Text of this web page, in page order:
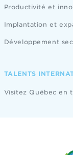
Productivité et
Implantation et
Développement
TALENTS
Visitez Québec en